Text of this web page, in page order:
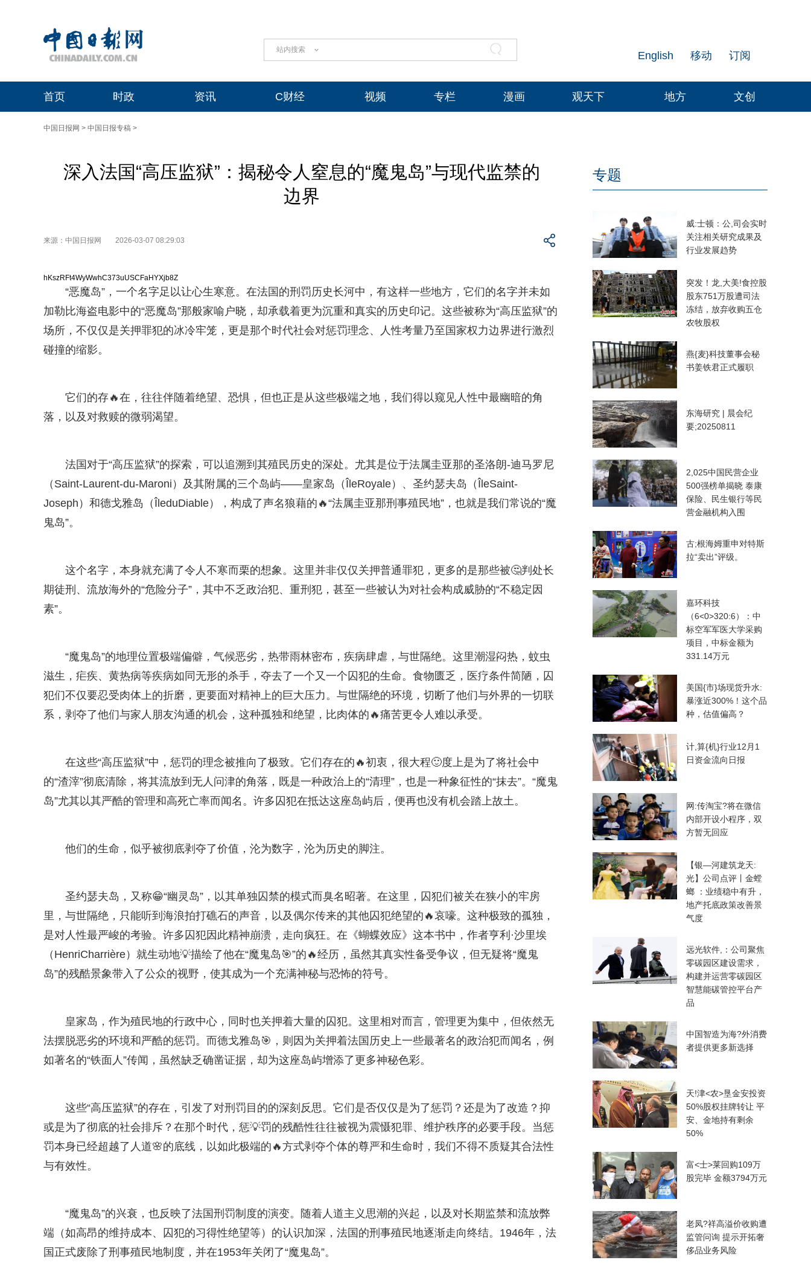
站内搜索 订阅
移动
English
首页 时政 资讯 C财经 视频 专栏 漫画 观天下 地方 文创
中国日报网 > 中国日报专稿 >
深入法国“高压监狱”：揭秘令人窒息的“魔鬼岛”与现代监禁的
边界
来源：中国日报网 2026-03-07 08:29:03
hKszRFt4WyWwhC373uUSCFaHYXjb8Z
“恶魔岛”，一个名字足以让心生寒意。在法国的刑罚历史长河中，有这样一些地方，它们的名字并未如
加勒比海盗电影中的“恶魔岛”那般家喻户晓，却承载着更为沉重和真实的历史印记。这些被称为“高压监狱”的
场所，不仅仅是关押罪犯的冰冷牢笼，更是那个时代社会对惩罚理念、人性考量乃至国家权力边界进行激烈
碰撞的缩影。
它们的存🔥在，往往伴随着绝望、恐惧，但也正是从这些极端之地，我们得以窥见人性中最幽暗的角
落，以及对救赎的微弱渴望。
法国对于“高压监狱”的探索，可以追溯到其殖民历史的深处。尤其是位于法属圭亚那的圣洛朗-迪马罗尼
（Saint-Laurent-du-Maroni）及其附属的三个岛屿——皇家岛（ÎleRoyale）、圣约瑟夫岛（ÎleSaint-
Joseph）和德戈雅岛（ÎleduDiable），构成了声名狼藉的🔥“法属圭亚那刑事殖民地”，也就是我们常说的“魔
鬼岛”。
这个名字，本身就充满了令人不寒而栗的想象。这里并非仅仅关押普通罪犯，更多的是那些被🤔判处长
期徒刑、流放海外的“危险分子”，其中不乏政治犯、重刑犯，甚至一些被认为对社会构成威胁的“不稳定因
素”。
“魔鬼岛”的地理位置极端偏僻，气候恶劣，热带雨林密布，疾病肆虐，与世隔绝。这里潮湿闷热，蚊虫
滋生，疟疾、黄热病等疾病如同无形的杀手，夺去了一个又一个囚犯的生命。食物匮乏，医疗条件简陋，囚
犯们不仅要忍受肉体上的折磨，更要面对精神上的巨大压力。与世隔绝的环境，切断了他们与外界的一切联
系，剥夺了他们与家人朋友沟通的机会，这种孤独和绝望，比肉体的🔥痛苦更令人难以承受。
在这些“高压监狱”中，惩罚的理念被推向了极致。它们存在的🔥初衷，很大程🙂度上是为了将社会中
的“渣滓”彻底清除，将其流放到无人问津的角落，既是一种政治上的“清理”，也是一种象征性的“抹去”。“魔鬼
岛”尤其以其严酷的管理和高死亡率而闻名。许多囚犯在抵达这座岛屿后，便再也没有机会踏上故土。
他们的生命，似乎被彻底剥夺了价值，沦为数字，沦为历史的脚注。
圣约瑟夫岛，又称😁“幽灵岛”，以其单独囚禁的模式而臭名昭著。在这里，囚犯们被关在狭小的牢房
里，与世隔绝，只能听到海浪拍打礁石的声音，以及偶尔传来的其他囚犯绝望的🔥哀嚎。这种极致的孤独，
是对人性最严峻的考验。许多囚犯因此精神崩溃，走向疯狂。在《蝴蝶效应》这本书中，作者亨利·沙里埃
（HenriCharrière）就生动地💡描绘了他在“魔鬼岛🎯”的🔥经历，虽然其真实性备受争议，但无疑将“魔鬼
岛”的残酷景象带入了公众的视野，使其成为一个充满神秘与恐怖的符号。
皇家岛，作为殖民地的行政中心，同时也关押着大量的囚犯。这里相对而言，管理更为集中，但依然无
法摆脱恶劣的环境和严酷的惩罚。而德戈雅岛🎯，则因为关押着法国历史上一些最著名的政治犯而闻名，例
如著名的“铁面人”传闻，虽然缺乏确凿证据，却为这座岛屿增添了更多神秘色彩。
这些“高压监狱”的存在，引发了对刑罚目的的深刻反思。它们是否仅仅是为了惩罚？还是为了改造？抑
或是为了彻底的社会排斥？在那个时代，惩💡罚的残酷性往往被视为震慑犯罪、维护秩序的必要手段。当惩
罚本身已经超越了人道🌸的底线，以如此极端的🔥方式剥夺个体的尊严和生命时，我们不得不质疑其合法性
与有效性。
“魔鬼岛”的兴衰，也反映了法国刑罚制度的演变。随着人道主义思潮的兴起，以及对长期监禁和流放弊
端（如高昂的维持成本、囚犯的习得性绝望等）的认识加深，法国的刑事殖民地逐渐走向终结。1946年，法
国正式废除了刑事殖民地制度，并在1953年关闭了“魔鬼岛”。
专题
威:士顿：公,司会实时
关注相关研究成果及
行业发展趋势
突发！龙,大美!食控股
股东751万股遭司法
冻结，放弃收购五仓
农牧股权
燕{麦}科技董事会秘
书姜铁君正式履职
东海研究 | 晨会纪
要;20250811
2,025中国民营企业
500强榜单揭晓 泰康
保险、民生银行等民
营金融机构入围
古;根海姆重申对特斯
拉“卖出”评级。
嘉环科技
（6<0>320:6）：中
标空军军医大学采购
项目，中标金额为
331.14万元
美国{市}场现货升水:
暴涨近300%！这个品
种，估值偏高？
计,算{机}行业12月1
日资金流向日报
网:传淘宝?将在微信
内部开设小程序，双
方暂无回应
【银—河建筑龙天:
光】公司点评丨金螳
螂 ：业绩稳中有升，
地产托底政策改善景
气度
远光软件,：公司聚焦
零碳园区建设需求，
构建并运营零碳园区
智慧能碳管控平台产
品
中国智造为海?外消费
者提供更多新选择
天!津<农>垦金安投资
50%股权挂牌转让 平
安、金地持有剩余
50%
富<士>莱回购109万
股完毕 金额3794万元
老凤?祥高溢价收购遭
监管问询 提示开拓奢
侈品业务风险